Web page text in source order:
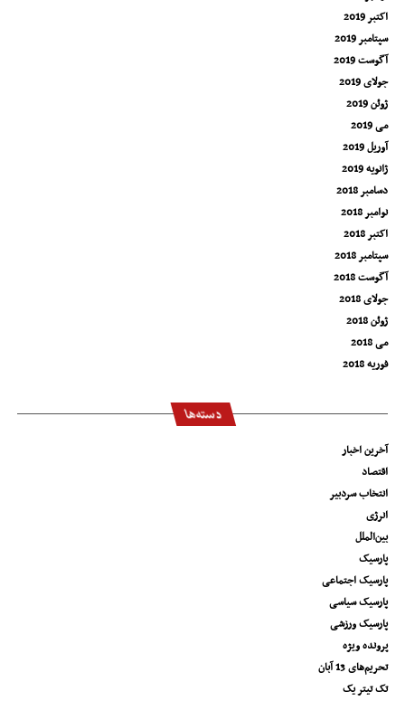
اکتبر 2019
سپتامبر 2019
آگوست 2019
جولای 2019
ژوئن 2019
می 2019
آوریل 2019
ژانویه 2019
دسامبر 2018
نوامبر 2018
اکتبر 2018
سپتامبر 2018
آگوست 2018
جولای 2018
ژوئن 2018
می 2018
فوریه 2018
دسته‌ها
آخرین اخبار
اقتصاد
انتخاب سردبیر
انرژی
بین‌الملل
پارسیک
پارسیک اجتماعی
پارسیک سیاسی
پارسیک ورزشی
پرونده ویژه
تحریم‌های 13 آبان
تک تیتر یک